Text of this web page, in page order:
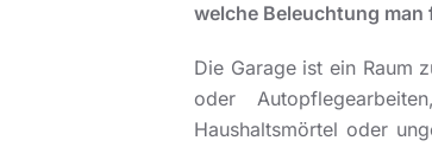
welche Beleuchtung man
Die Garage ist ein Raum
oder
Haushaltsmörtel oder